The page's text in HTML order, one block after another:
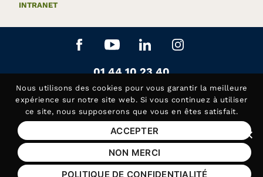
INTRANET
Aller sur le réseau social
Aller sur le réseau social
Aller sur le réseau
Aller sur le
Contactez-nous au
01 44 10 23 40
Siège de la Fédération APAJH
Contactez-nous au
01 44 10 81 50
Handicap Assistance, les lundis et jeudis matin
Mentions légales
Plan du site
Nous utilisons des cookies pour vous garantir la meilleure
expérience sur notre site web. Si vous continuez à utiliser
ce site, nous supposerons que vous en êtes satisfait.
ACCEPTER
NON MERCI
POLITIQUE DE CONFIDENTIALITÉ